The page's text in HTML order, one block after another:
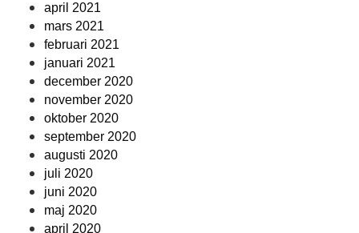
april 2021
mars 2021
februari 2021
januari 2021
december 2020
november 2020
oktober 2020
september 2020
augusti 2020
juli 2020
juni 2020
maj 2020
april 2020